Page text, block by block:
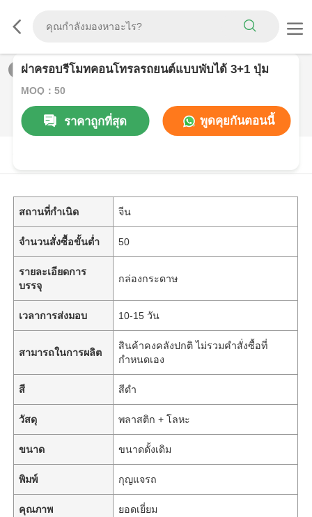
/0
ฝาครอบรีโมทคอนโทรลรถยนต์แบบพับได้ 3+1 ปุ่ม
MOQ：50
ราคาถูกที่สุด พูดคุยกันตอนนี้
สถานที่กำเนิด จีน
จำนวนสั่งซื้อขั้นต่ำ 50
รายละเอียดการ
บรรจุ
กล่องกระดาษ
เวลาการส่งมอบ 10-15 วัน
สามารถในการผลิต
สินค้าคงคลังปกติ ไม่รวมคำสั่งซื้อที่
กำหนดเอง
สี สีดำ
วัสดุ พลาสติก + โลหะ
ขนาด ขนาดดั้งเดิม
พิมพ์ กุญแจรถ
คุณภาพ ยอดเยี่ยม